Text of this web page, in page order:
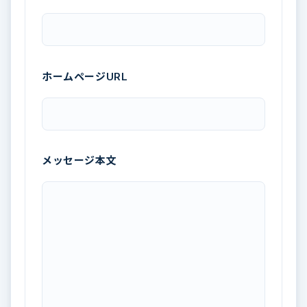
ホームページURL
メッセージ本文